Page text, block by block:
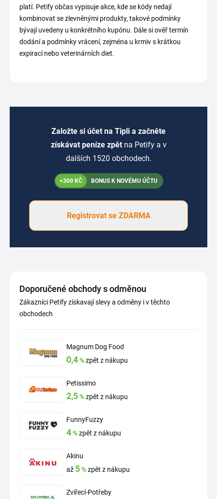
platí. Petify občas vypisuje akce, kde se kódy nedají
kombinovat se zlevněnými produkty, takové podmínky
bývají uvedeny u konkrétního kupónu. Dále si ověř termín
dodání a podmínky vrácení, zejména u krmiv s krátkou
expirací nebo veterinárních diet.
Založte si účet na Tipli a začněte
získávat peníze zpět na Petify a v
dalších 1520 obchodech.
+300 KČ BONUS K NOVÉMU ÚČTU
Registrovat se ZDARMA
Doporučené obchody s odměnou
Zákazníci Petify získavají slevy a odměny i v těchto
obchodech
Magnum Dog Food
0,4%zpět z nákupu
Petissimo
2,5%zpět z nákupu
FunnyFuzzy
4%zpět z nákupu
Akinu
až 5%zpět z nákupu
Zvířecí-Potřeby